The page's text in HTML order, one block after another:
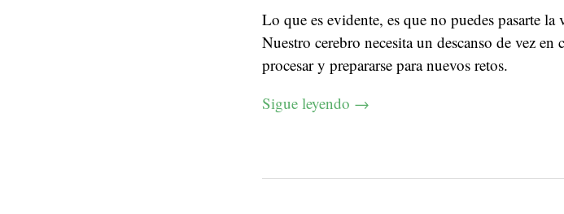
Lo que es evidente, es que no puedes pasarte
Nuestro cerebro necesita un descanso de vez
procesar y prepararse para nuevos retos.
Sigue leyendo →